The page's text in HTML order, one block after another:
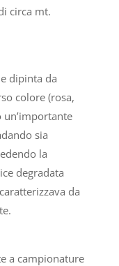
circa mt.
dipinta da
colore (rosa,
sia
la
degradata
da
a campionature